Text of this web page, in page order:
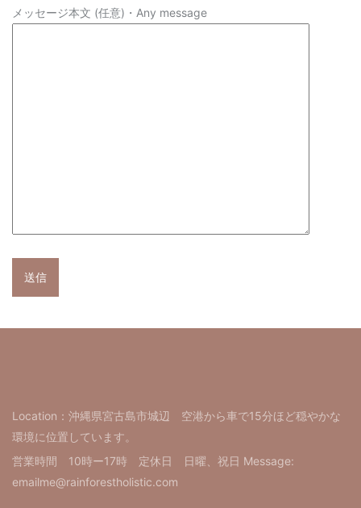
メッセージ本文 (任意)・Any message
Location：沖縄県宮古島市城辺 空港から車で15分ほど穏やかな
環境に位置しています。
営業時間 10時ー17時 定休日 日曜、祝日 Message:
emailme@rainforestholistic.com